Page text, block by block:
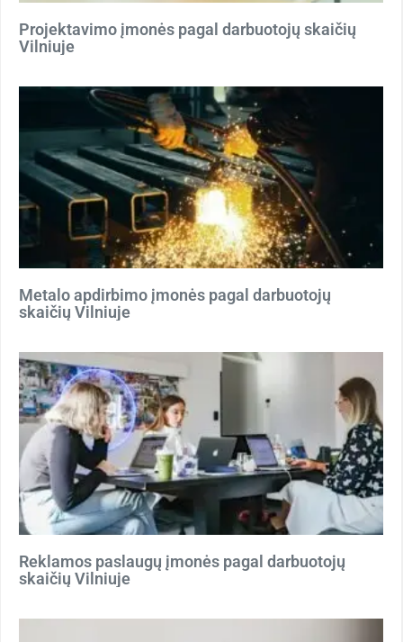
Projektavimo įmonės pagal darbuotojų skaičių
Vilniuje
Metalo apdirbimo įmonės pagal darbuotojų
skaičių Vilniuje
Reklamos paslaugų įmonės pagal darbuotojų
skaičių Vilniuje